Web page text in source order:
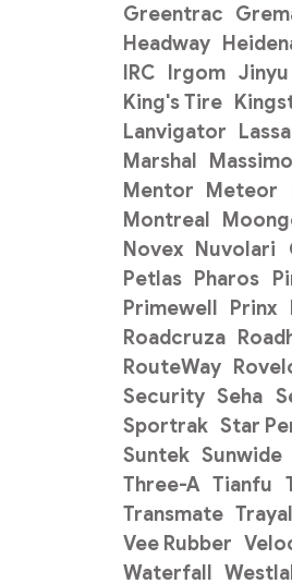
Greentrac
Headway
IRC Irgom
King's Tire
Lanvigator Lassa
Marshal
Mentor Meteor
Montreal
Novex Nuvolari
Petlas Pharos
Primewell Prinx
Roadcruza
RouteWay
Security Seha
Sportrak Star
Suntek Sunwide
Three-A Tianfu
Transmate Trayal
Vee Rubber
Waterfall